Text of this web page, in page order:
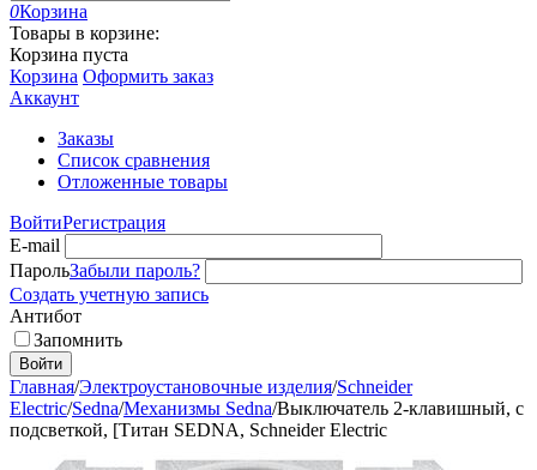
0Корзина
Товары в корзине:
Корзина пуста
Корзина Оформить заказ
Аккаунт
Заказы
Список сравнения
Отложенные товары
ВойтиРегистрация
E-mail
ПарольЗабыли пароль?
Создать учетную запись
Антибот
Запомнить
Войти
Главная/Электроустановочные изделия/Schneider
Electric/Sedna/Механизмы Sedna/Выключатель 2-клавишный, с
подсветкой, [Титан SEDNA, Schneider Electric